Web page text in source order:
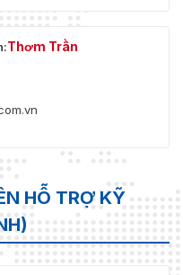
Thơm Trần
HỖ TRỢ KỸ